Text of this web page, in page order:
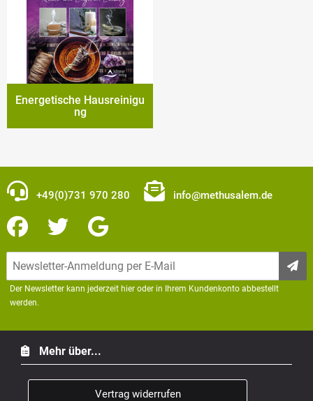
Energetische Hausreinigu
ng
+49(0)731 970 280 info@methusalem.de
Der Newsletter kann jederzeit hier oder in Ihrem Kundenkonto abbestellt
werden.
Mehr über...
Vertrag widerrufen